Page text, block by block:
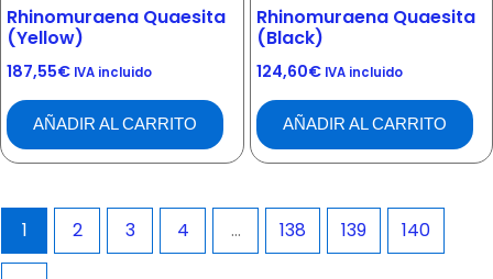
Rhinomuraena Quaesita
(Yellow)
187,55€ IVA incluido
AÑADIR AL CARRITO
Rhinomuraena Quaesita
(Black)
124,60€ IVA incluido
AÑADIR AL CARRITO
1 2 3 4 … 138 139 140